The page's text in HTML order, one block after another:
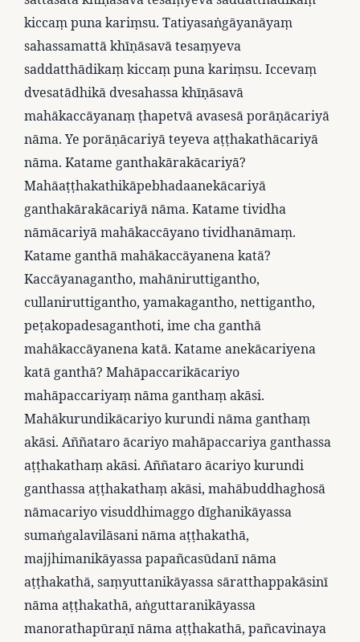
kiccaṃ puna kariṃsu. Tatiyasaṅgāyanāyaṃ
sahassamattā khīṇāsavā tesaṃyeva
saddatthādikaṃ kiccaṃ puna kariṃsu. Iccevaṃ
dvesatādhikā dvesahassa khīṇāsavā
mahākaccāyanaṃ ṭhapetvā avasesā porāṇācariyā
nāma. Ye porāṇācariyā teyeva aṭṭhakathācariyā
nāma. Katame ganthakārakācariyā?
Mahāaṭṭhakathikāpebhadaanekācariyā
ganthakārakācariyā nāma. Katame tividha
nāmācariyā mahākaccāyano tividhanāmaṃ.
Katame ganthā mahākaccāyanena katā?
Kaccāyanagantho, mahāniruttigantho,
cullaniruttigantho, yamakagantho, nettigantho,
peṭakopadesaganthoti, ime cha ganthā
mahākaccāyanena katā. Katame anekācariyena
katā ganthā? Mahāpaccarikācariyo
mahāpaccariyaṃ nāma ganthaṃ akāsi.
Mahākurundikācariyo kurundi nāma ganthaṃ
akāsi. Aññataro ācariyo mahāpaccariya ganthassa
aṭṭhakathaṃ akāsi. Aññataro ācariyo kurundi
ganthassa aṭṭhakathaṃ akāsi, mahābuddhaghosā
nāmacariyo visuddhimaggo dīghanikāyassa
sumaṅgalavilāsani nāma aṭṭhakathā,
majjhimanikāyassa papañcasūdanī nāma
aṭṭhakathā, saṃyuttanikāyassa sāratthappakāsinī
nāma aṭṭhakathā, aṅguttaranikāyassa
manorathapūraṇī nāma aṭṭhakathā, pañcavinaya